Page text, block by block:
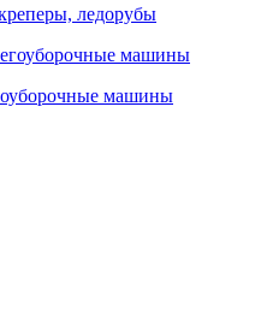
ледорубы
машины
машины